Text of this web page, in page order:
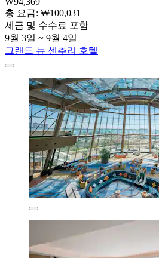
총 요금: ₩100,031
세금 및 수수료 포함
9월 3일 ~ 9월 4일
그랜드 뉴 센추리 호텔